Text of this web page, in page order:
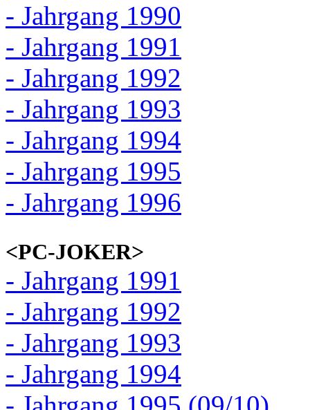
- Jahrgang 1990
- Jahrgang 1991
- Jahrgang 1992
- Jahrgang 1993
- Jahrgang 1994
- Jahrgang 1995
- Jahrgang 1996
<PC-JOKER>
- Jahrgang 1991
- Jahrgang 1992
- Jahrgang 1993
- Jahrgang 1994